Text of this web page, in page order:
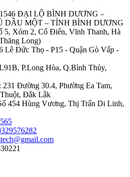
ĐẠI LỘ BÌNH DƯƠNG –
DẦU MỘT – TỈNH BÌNH DƯƠNG
5, Xóm 2, Cổ Điển, Vĩnh Thanh, Hà
Long)
Lê Đức Thọ - P15 - Quận Gò Vấp -
P.Long Hòa, Q.Bình Thủy,
231 Đường 30.4, Phường Ea Tam,
Đắk Lắk
454 Hùng Vương, Thị Trấn Di Linh,